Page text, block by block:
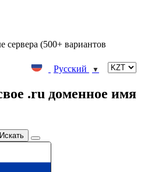
сервера (500+ вариантов
Русский
▼
.ru доменное имя